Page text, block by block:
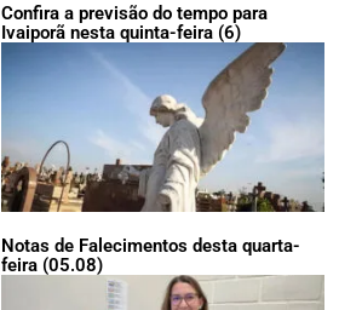
Confira a previsão do tempo para
Ivaiporã nesta quinta-feira (6)
Notas de Falecimentos desta quarta-
feira (05.08)